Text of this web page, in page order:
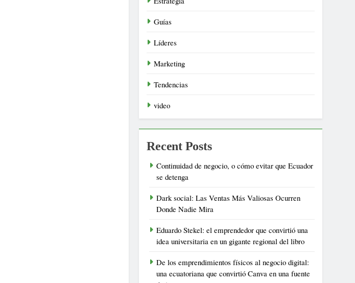
Guías
Líderes
Marketing
Tendencias
video
Recent Posts
Continuidad de negocio, o cómo evitar que Ecuador
se detenga
Dark social: Las Ventas Más Valiosas Ocurren
Donde Nadie Mira
Eduardo Stekel: el emprendedor que convirtió una
idea universitaria en un gigante regional del libro
De los emprendimientos físicos al negocio digital:
una ecuatoriana que convirtió Canva en una fuente